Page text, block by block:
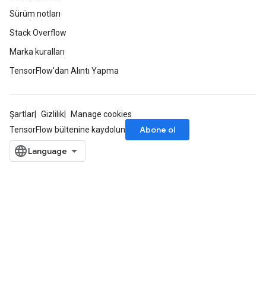
Sürüm notları
Stack Overflow
Marka kuralları
TensorFlow'dan Alıntı Yapma
Şartlar Gizlilik
Manage cookies
TensorFlow bültenine kaydolun
Abone ol